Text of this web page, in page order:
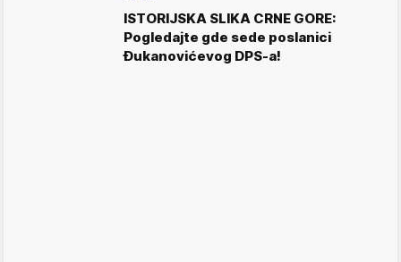
ISTORIJSKA SLIKA CRNE GORE:
Pogledajte gde sede poslanici
Đukanovićevog DPS-a!